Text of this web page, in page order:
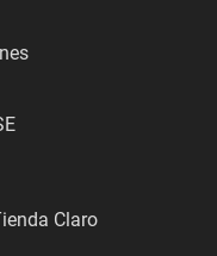
Claro